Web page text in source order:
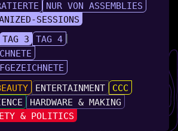
NUR VON ASSEMBLIES
SESSIONS
TAG 3
TAG 4
ENTERTAINMENT
CCC
HARDWARE & MAKING
& POLITICS